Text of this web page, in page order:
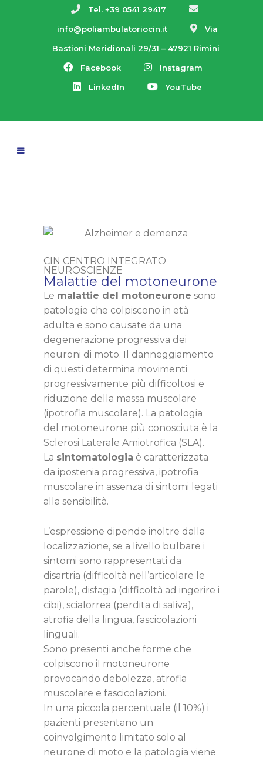
Tel. +39 0541 29417
info@poliambulatoriocin.it Via
Bastioni Meridionali 29/31 – 47921 Rimini
Facebook Instagram
LinkedIn YouTube
CIN CENTRO INTEGRATO
NEUROSCIENZE
Malattie del motoneurone
Le malattie del motoneurone sono
patologie che colpiscono in età
adulta e sono causate da una
degenerazione progressiva dei
neuroni di moto. Il danneggiamento
di questi determina movimenti
progressivamente più difficoltosi e
riduzione della massa muscolare
(ipotrofia muscolare). La patologia
del motoneurone più conosciuta è la
Sclerosi Laterale Amiotrofica (SLA).
La sintomatologia è caratterizzata
da ipostenia progressiva, ipotrofia
muscolare in assenza di sintomi legati
alla sensibilità.
L’espressione dipende inoltre dalla
localizzazione, se a livello bulbare i
sintomi sono rappresentati da
disartria (difficoltà nell’articolare le
parole), disfagia (difficoltà ad ingerire i
cibi), scialorrea (perdita di saliva),
atrofia della lingua, fascicolazioni
linguali.
Sono presenti anche forme che
colpiscono iI motoneurone
provocando debolezza, atrofia
muscolare e fascicolazioni.
In una piccola percentuale (il 10%) i
pazienti presentano un
coinvolgimento limitato solo al
neurone di moto e la patologia viene